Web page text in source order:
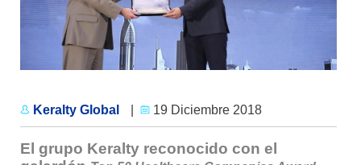
Keralty Global 19 Diciembre 2018
El grupo Keralty reconocido con el